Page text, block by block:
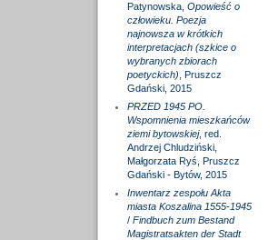
Patynowska, Opowieść o
człowieku. Poezja
najnowsza w krótkich
interpretacjach (szkice o
wybranych zbiorach
poetyckich) , Pruszcz
Gdański, 2015
PRZED 1945 PO.
Wspomnienia mieszkańców
ziemi bytowskiej, red.
Andrzej Chludziński,
Małgorzata Ryś, Pruszcz
Gdański - Bytów, 2015
Inwentarz zespołu Akta
miasta Koszalina 1555-1945
/ Findbuch zum Bestand
Magistratsakten der Stadt